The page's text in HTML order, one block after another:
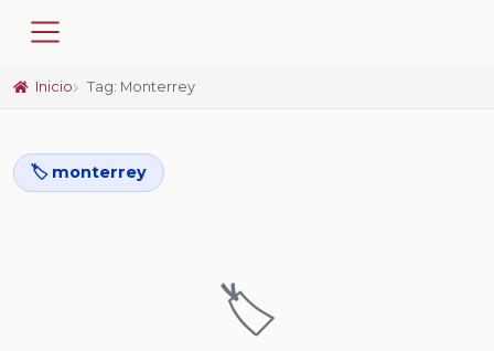
Inicio Tag: Monterrey
🏷️ monterrey
🏷️